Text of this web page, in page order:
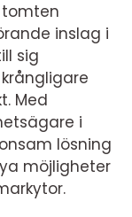
inslag i
sig
Med
i
lösning
möjligheter